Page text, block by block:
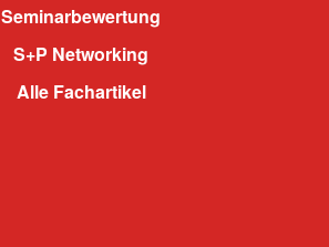
Seminarbewertung
S+P Networking
Alle Fachartikel